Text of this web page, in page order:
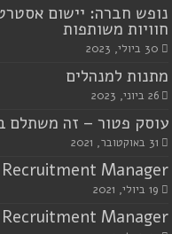
נופש חברה: יישום
חוויות משותפות
30 ביולי, 2023
מתנות למנהלים
26 ביוני, 2023
עוסק פטור – זה משתלם
31 באוקטובר, 2021
Recruitment Manager
19 ביולי, 2021
Recruitment Manager